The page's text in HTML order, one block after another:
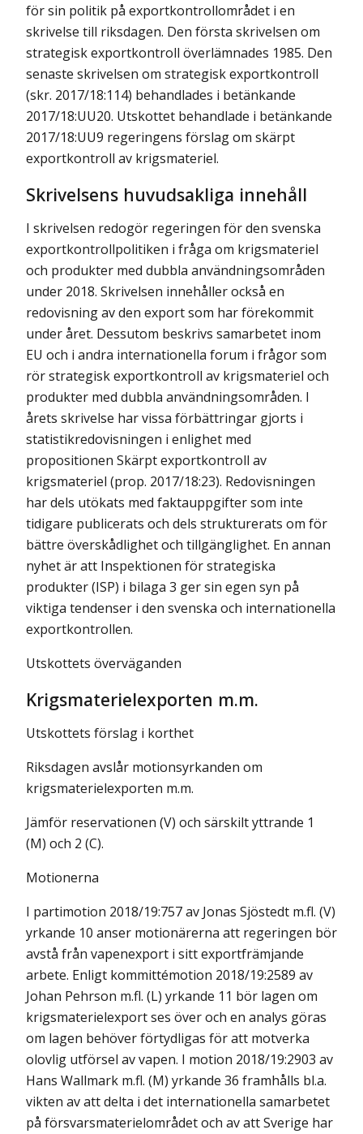
för sin politik på exportkontrollområdet i en
skrivelse till riksdagen. Den första skrivelsen om
strategisk exportkontroll överlämnades 1985. Den
senaste skrivelsen om strategisk exportkontroll
(skr. 2017/18:114) behandlades i betänkande
2017/18:UU20. Utskottet behandlade i betänkande
2017/18:UU9 regeringens förslag om skärpt
exportkontroll av krigsmateriel.
Skrivelsens huvudsakliga innehåll
I skrivelsen redogör regeringen för den svenska
exportkontrollpolitiken i fråga om krigsmateriel
och produkter med dubbla användningsområden
under 2018. Skrivelsen innehåller också en
redovisning av den export som har förekommit
under året. Dessutom beskrivs samarbetet inom
EU och i andra internationella forum i frågor som
rör strategisk exportkontroll av krigsmateriel och
produkter med dubbla användningsområden. I
årets skrivelse har vissa förbättringar gjorts i
statistikredovisningen i enlighet med
propositionen Skärpt exportkontroll av
krigsmateriel (prop. 2017/18:23). Redovisningen
har dels utökats med faktauppgifter som inte
tidigare publicerats och dels strukturerats om för
bättre överskådlighet och tillgänglighet. En annan
nyhet är att Inspektionen för strategiska
produkter (ISP) i bilaga 3 ger sin egen syn på
viktiga tendenser i den svenska och internationella
exportkontrollen.
Utskottets överväganden
Krigsmaterielexporten m.m.
Utskottets förslag i korthet
Riksdagen avslår motionsyrkanden om
krigsmaterielexporten m.m.
Jämför reservationen (V) och särskilt yttrande 1
(M) och 2 (C).
Motionerna
I partimotion 2018/19:757 av Jonas Sjöstedt m.fl. (V)
yrkande 10 anser motionärerna att regeringen bör
avstå från vapenexport i sitt exportfrämjande
arbete. Enligt kommittémotion 2018/19:2589 av
Johan Pehrson m.fl. (L) yrkande 11 bör lagen om
krigsmaterielexport ses över och en analys göras
om lagen behöver förtydligas för att motverka
olovlig utförsel av vapen. I motion 2018/19:2903 av
Hans Wallmark m.fl. (M) yrkande 36 framhålls bl.a.
vikten av att delta i det internationella samarbetet
på försvarsmaterielområdet och av att Sverige har